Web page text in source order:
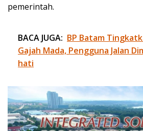
pemerintah.
BACA JUGA: BP Batam
Gajah Mada, Pengguna Jalan
hati